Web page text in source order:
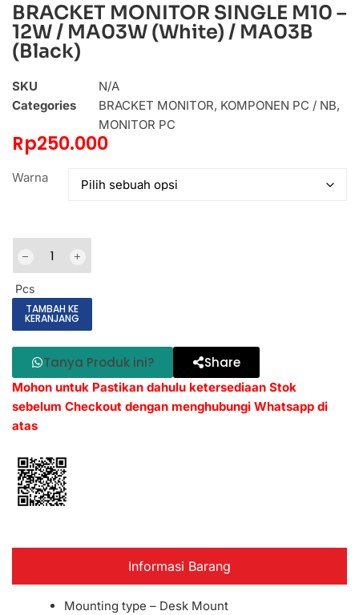
BRACKET MONITOR SINGLE M10 –
12W / MA03W (White) / MA03B
(Black)
SKU
N/A
Categories
BRACKET MONITOR, KOMPONEN PC / NB,
MONITOR PC
Rp250.000
Warna
Pcs
TAMBAH KE
KERANJANG
Tanya Produk ini? Share
Mohon untuk Pastikan dahulu ketersediaan Stok
sebelum Checkout dengan menghubungi Whatsapp di
atas
Informasi Barang
Mounting type – Desk Mount